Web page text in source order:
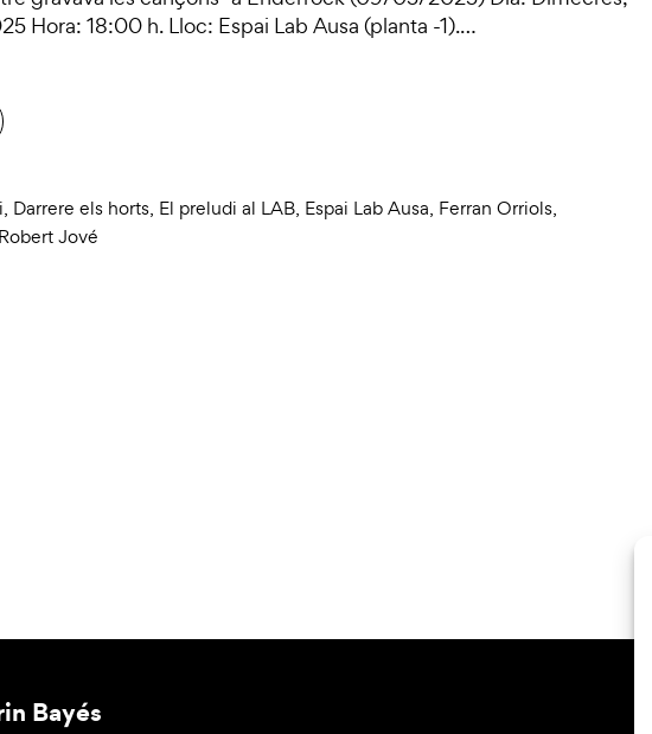
Hora: 18:00 h. Lloc: Espai Lab Ausa (planta -1).…
, Darrere els horts, El preludi al LAB, Espai Lab Ausa, Ferran Orriols,
Robert Jové
Bayés